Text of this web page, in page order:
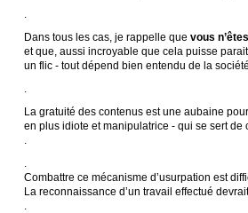
.
Dans tous les cas, je rappelle que vous
et que, aussi incroyable que cela puisse
un flic - tout dépend bien entendu de la
.
La gratuité des contenus est une aubaine
en plus idiote et manipulatrice - qui se sert
.
.
Combattre ce mécanisme d’usurpation est
La reconnaissance d’un travail effectué
.